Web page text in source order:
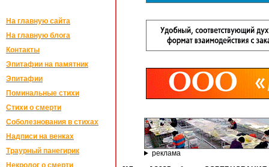
На главную сайта
На главную блога
Контакты
Эпитафии на памятник
Эпитафии
Поминальные стихи
Стихи о смерти
Соболезнования в стихах
Надписи на венках
Траурный панегирик
Некролог о смерти
реклама